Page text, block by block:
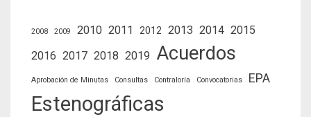
2008 2009 2010 2011 2012 2013 2014 2015
2016 2017 2018 2019 Acuerdos
Aprobación de Minutas Consultas Contraloría Convocatorias EPA
Estenográficas